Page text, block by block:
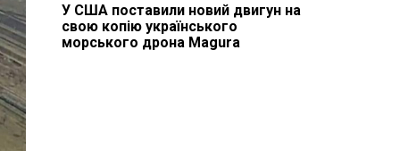
У США поставили новий двигун на
свою копію українського
морського дрона Magura